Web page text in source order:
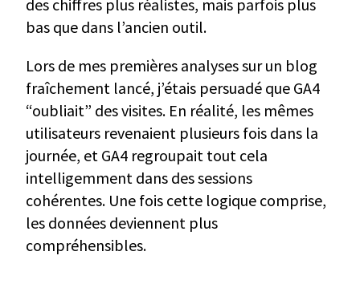
des chiffres plus réalistes, mais parfois plus
bas que dans l’ancien outil.
Lors de mes premières analyses sur un blog
fraîchement lancé, j’étais persuadé que GA4
“oubliait” des visites. En réalité, les mêmes
utilisateurs revenaient plusieurs fois dans la
journée, et GA4 regroupait tout cela
intelligemment dans des sessions
cohérentes. Une fois cette logique comprise,
les données deviennent plus
compréhensibles.